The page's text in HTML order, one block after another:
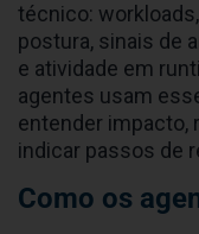
técnico:
postura, sinais de
e atividade em
agentes usam
entender impacto,
indicar passos de
Como os